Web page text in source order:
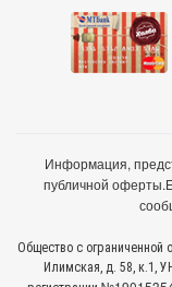
Информация,
публичной оферты.
Общество с ограниченной
Илимская, д. 58, к.1,